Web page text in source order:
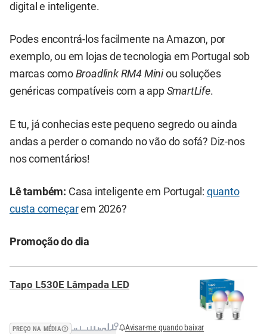
digital e inteligente.
Podes encontrá-los facilmente na Amazon, por
exemplo, ou em lojas de tecnologia em Portugal sob
marcas como Broadlink RM4 Mini ou soluções
genéricas compatíveis com a app SmartLife.
E tu, já conhecias este pequeno segredo ou ainda
andas a perder o comando no vão do sofá? Diz-nos
nos comentários!
Lê também: Casa inteligente em Portugal: quanto
custa começarem 2026?
Promoção do dia
Tapo L530E Lâmpada LED
PREÇO NA MÉDIA Avisar-me quando baixar